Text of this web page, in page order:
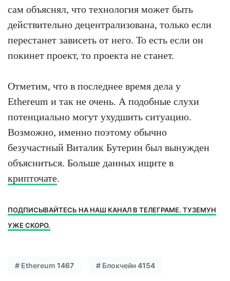
сам объяснял, что технология может быть
действительно децентрализована, только если
перестанет зависеть от него. То есть если он
покинет проект, то проекта не станет.
Отметим, что в последнее время дела у
Ethereum и так не очень. А подобные слухи
потенциально могут ухудшить ситуацию.
Возможно, именно поэтому обычно
безучастный Виталик Бутерин был вынужден
объясниться. Больше данных ищите в
крипточате.
ПОДПИСЫВАЙТЕСЬ НА НАШ КАНАЛ В ТЕЛЕГРАМЕ. ТУЗЕМУН
УЖЕ СКОРО.
# Ethereum 1467 # Блокчейн4154